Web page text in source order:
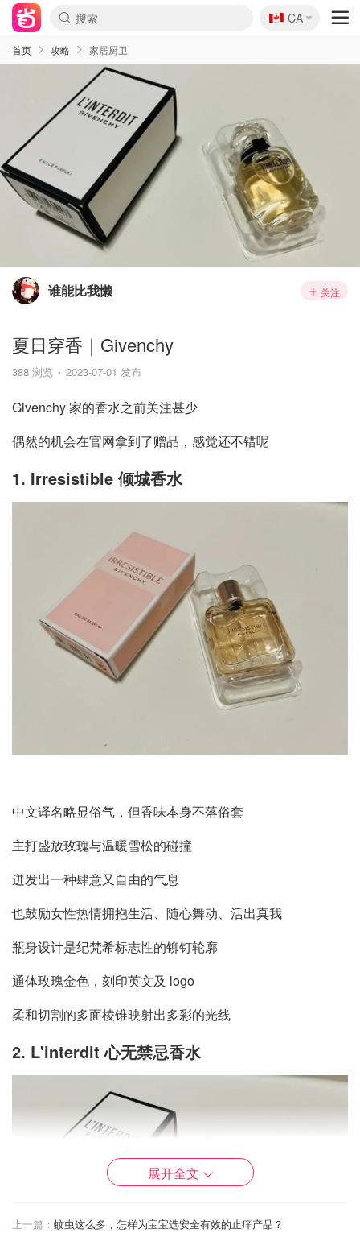
🇨🇦
CA
首页 攻略 家居厨卫
谁能比我懒 关注
夏日穿香｜Givenchy
388 浏览 2023-07-01 发布
Givenchy 家的香水之前关注甚少
偶然的机会在官网拿到了赠品，感觉还不错呢
1. Irresistible 倾城香水
中文译名略显俗气，但香味本身不落俗套
主打盛放玫瑰与温暖雪松的碰撞
迸发出一种肆意又自由的气息
也鼓励女性热情拥抱生活、随心舞动、活出真我
瓶身设计是纪梵希标志性的铆钉轮廓
通体玫瑰金色，刻印英文及 logo
柔和切割的多面棱锥映射出多彩的光线
2. L'interdit 心无禁忌香水
展开全文
上一篇： 蚊虫这么多，怎样为宝宝选安全有效的止痒产品？